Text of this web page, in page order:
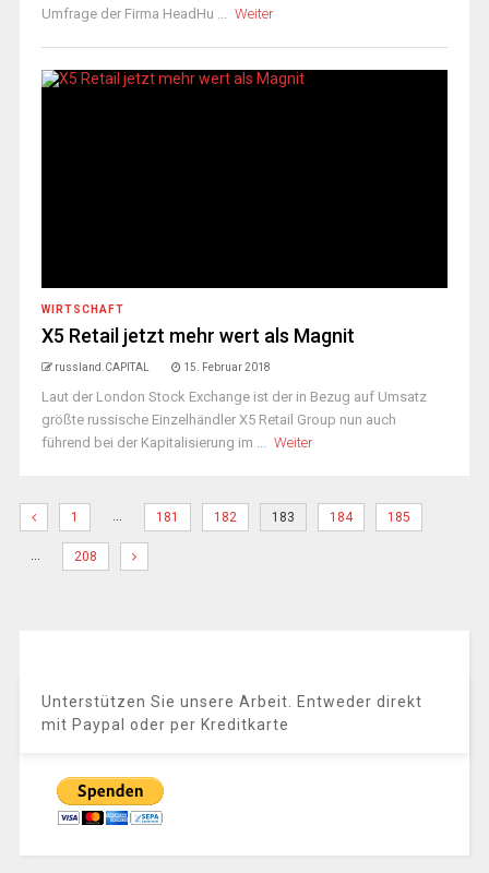
Umfrage der Firma HeadHu ... Weiter
WIRTSCHAFT
X5 Retail jetzt mehr wert als Magnit
russland.CAPITAL 15. Februar 2018
Laut der London Stock Exchange ist der in Bezug auf Umsatz
größte russische Einzelhändler X5 Retail Group nun auch
führend bei der Kapitalisierung im ... Weiter
1 … 181 182 183 184 185
… 208
Unterstützen Sie unsere Arbeit. Entweder direkt
mit Paypal oder per Kreditkarte